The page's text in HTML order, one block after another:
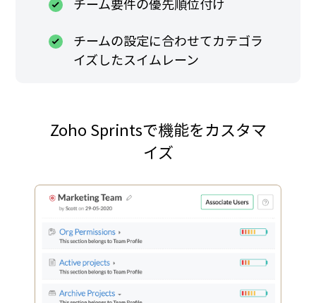
チーム要件の優先順位付け
チームの設定に合わせてカテゴラ
イズしたスイムレーン
Zoho Sprintsで機能をカスタマ
イズ